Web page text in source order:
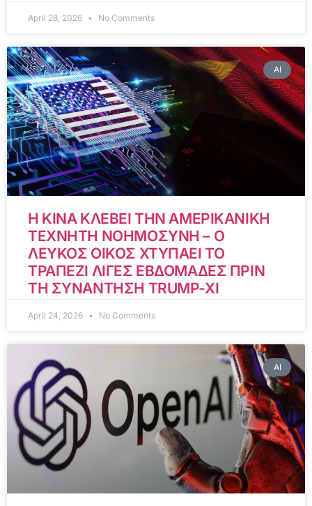
April 28, 2026 No Comments
AI
Η ΚΙΝΑ ΚΛΕΒΕΙ ΤΗΝ ΑΜΕΡΙΚΑΝΙΚΗ
ΤΕΧΝΗΤΗ ΝΟΗΜΟΣΥΝΗ – Ο
ΛΕΥΚΟΣ ΟΙΚΟΣ ΧΤΥΠΑΕΙ ΤΟ
ΤΡΑΠΕΖΙ ΛΙΓΕΣ ΕΒΔΟΜΑΔΕΣ ΠΡΙΝ
ΤΗ ΣΥΝΑΝΤΗΣΗ TRUMP-XI
April 24, 2026 No Comments
AI